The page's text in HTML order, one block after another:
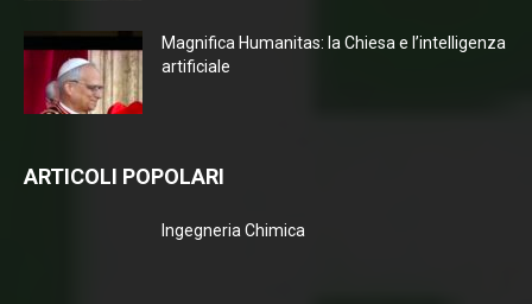
Magnifica Humanitas: la Chiesa e l’intelligenza
artificiale
ARTICOLI POPOLARI
Ingegneria Chimica